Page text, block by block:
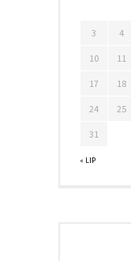
« LIP
3 4
10 11
17 18
24 25
31